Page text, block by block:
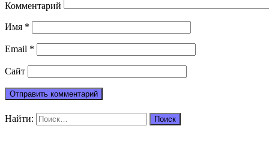
Комментарий
Имя *
Email *
Сайт
Найти: